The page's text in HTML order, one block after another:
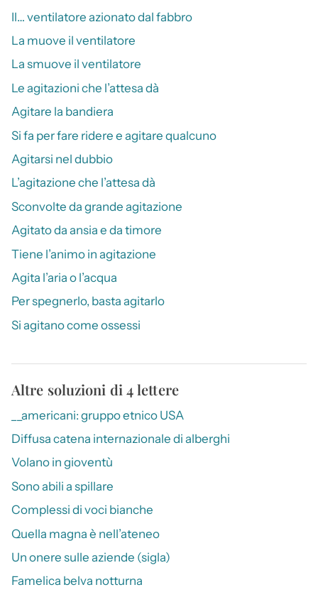
Il… ventilatore azionato dal fabbro
La muove il ventilatore
La smuove il ventilatore
Le agitazioni che l’attesa dà
Agitare la bandiera
Si fa per fare ridere e agitare qualcuno
Agitarsi nel dubbio
L’agitazione che l’attesa dà
Sconvolte da grande agitazione
Agitato da ansia e da timore
Tiene l’animo in agitazione
Agita l’aria o l’acqua
Per spegnerlo, basta agitarlo
Si agitano come ossessi
Altre soluzioni di 4 lettere
__americani: gruppo etnico USA
Diffusa catena internazionale di alberghi
Volano in gioventù
Sono abili a spillare
Complessi di voci bianche
Quella magna è nell’ateneo
Un onere sulle aziende (sigla)
Famelica belva notturna